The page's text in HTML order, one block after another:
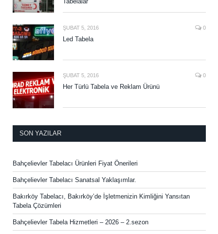
ŞUBAT 5, 2016 0
Led Tabela
ŞUBAT 5, 2016 0
Her Türlü Tabela ve Reklam Ürünü
SON YAZILAR
Bahçelievler Tabelacı Ürünleri Fiyat Önerileri
Bahçelievler Tabelacı Sanatsal Yaklaşımlar.
Bakırköy Tabelacı, Bakırköy’de İşletmenizin Kimliğini Yansıtan
Tabela Çözümleri
Bahçelievler Tabela Hizmetleri – 2026 – 2.sezon